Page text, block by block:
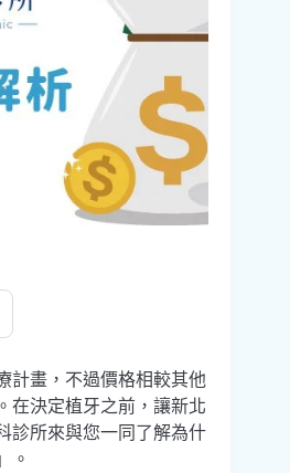
計畫，不過價格相較其他
在決定植牙之前，讓新北
診所來與您一同了解為什
。